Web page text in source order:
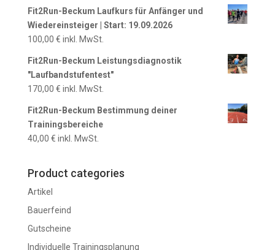
Fit2Run-Beckum Laufkurs für Anfänger und
Wiedereinsteiger | Start: 19.09.2026
100,00 € inkl. MwSt.
Fit2Run-Beckum Leistungsdiagnostik
"Laufbandstufentest"
170,00 € inkl. MwSt.
Fit2Run-Beckum Bestimmung deiner
Trainingsbereiche
40,00 € inkl. MwSt.
Product categories
Artikel
Bauerfeind
Gutscheine
Individuelle Trainingsplanung